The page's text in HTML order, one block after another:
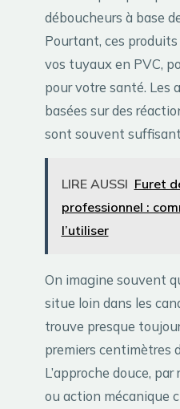
déboucheurs à base
Pourtant, ces
vos tuyaux en PVC,
pour votre santé. Les
basées sur des
sont souvent
LIRE AUSSI Furet
professionnel :
l’utiliser
On imagine souvent
situe loin dans les
trouve presque
premiers centimètres
L’approche douce,
ou action mécanique